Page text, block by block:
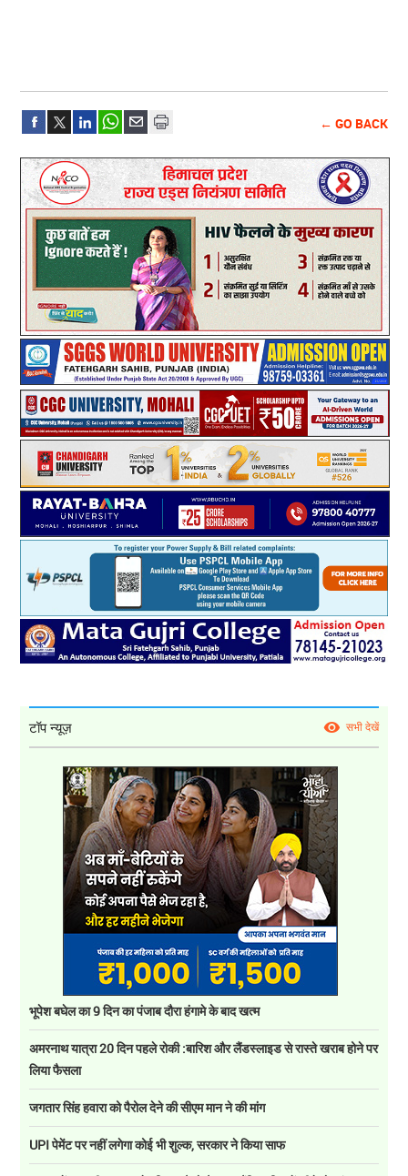
← GO BACK
टॉप न्यूज़ सभी देखें
भूपेश बघेल का 9 दिन का पंजाब दौरा हंगामे के बाद खत्म
अमरनाथ यात्रा 20 दिन पहले रोकी :बारिश और लैंडस्लाइड से रास्ते खराब होने पर
लिया फैसला
जगतार सिंह हवारा को पैरोल देने की सीएम मान ने की मांग
UPI पेमेंट पर नहीं लगेगा कोई भी शुल्क, सरकार ने किया साफ